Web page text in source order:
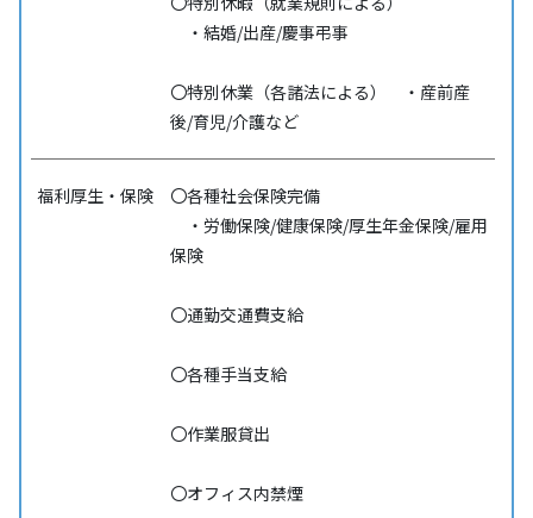
・結婚/出産/慶事弔事
〇特別休業（各諸法による） ・産前産
後/育児/介護など
福利厚生・保険
〇各種社会保険完備
・労働保険/健康保険/厚生年金保険/雇用
保険
〇通勤交通費支給
〇各種手当支給
〇作業服貸出
〇オフィス内禁煙